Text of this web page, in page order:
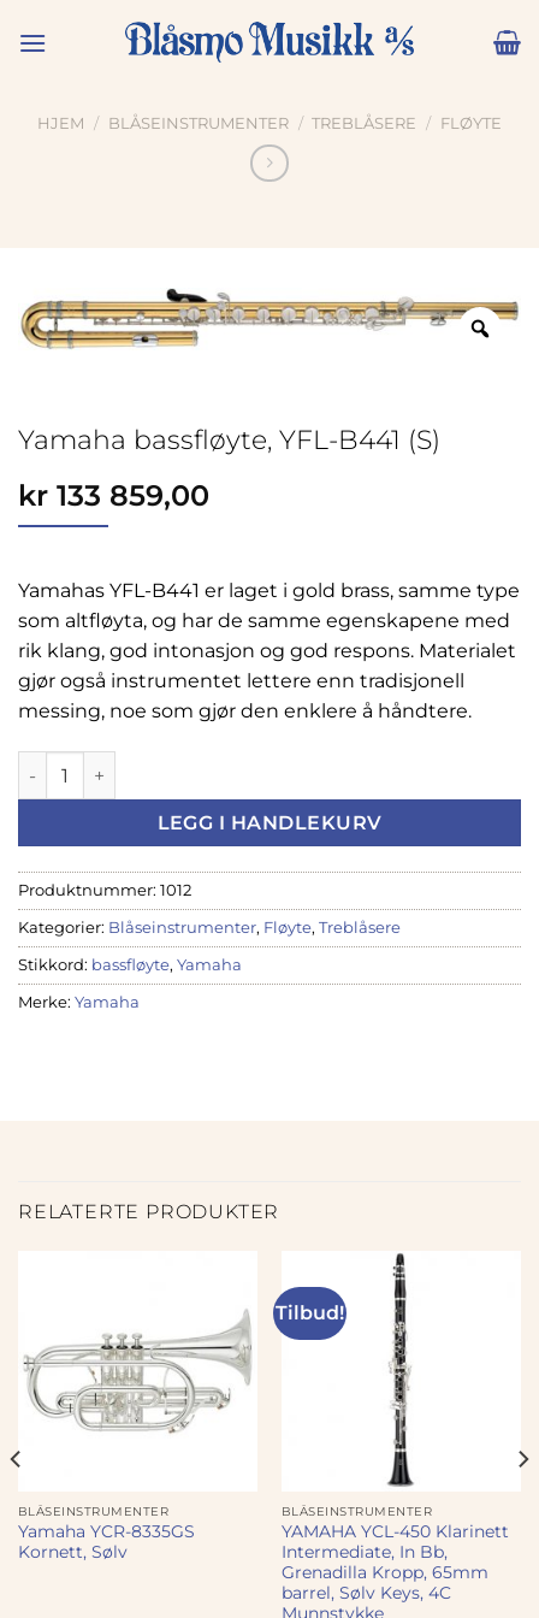
HJEM / BLÅSEINSTRUMENTER / TREBLÅSERE / FLØYTE
Yamaha bassfløyte, YFL-B441 (S)
kr 133 859,00
Yamahas YFL-B441 er laget i gold brass, samme type
som altfløyta, og har de samme egenskapene med
rik klang, god intonasjon og god respons. Materialet
gjør også instrumentet lettere enn tradisjonell
messing, noe som gjør den enklere å håndtere.
Yamaha bassfløyte, YFL-B441 (S) antall
LEGG I HANDLEKURV
Produktnummer: 1012
Kategorier: Blåseinstrumenter, Fløyte, Treblåsere
Stikkord: bassfløyte, Yamaha
Merke: Yamaha
RELATERTE PRODUKTER
BLÅSEINSTRUMENTER
Yamaha YCR-8335GS
Kornett, Sølv
Tilbud!
BLÅSEINSTRUMENTER
YAMAHA YCL-450 Klarinett
Intermediate, In Bb,
Grenadilla Kropp, 65mm
barrel, Sølv Keys, 4C
Munnstykke